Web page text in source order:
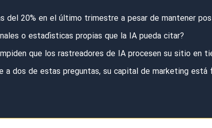
del 20% en el último trimestre a pesar de mantener
o estadísticas propias que la IA pueda citar?
que los rastreadores de IA procesen su sitio en
dos de estas preguntas, su capital de marketing está